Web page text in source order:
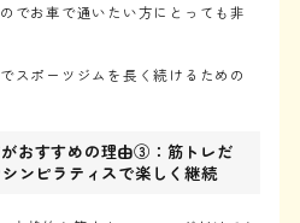
でお車で通いたい方にとっても非
スポーツジムを長く続けるための
おすすめの理由③：筋トレだ
ンピラティスで楽しく継続